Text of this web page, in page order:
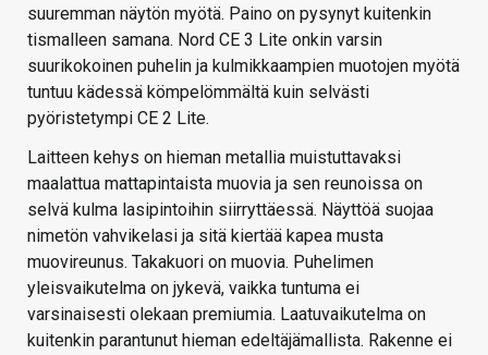
suuremman näytön myötä. Paino on pysynyt kuitenkin
tismalleen samana. Nord CE 3 Lite onkin varsin
suurikokoinen puhelin ja kulmikkaampien muotojen myötä
tuntuu kädessä kömpelömmältä kuin selvästi
pyöristetympi CE 2 Lite.
Laitteen kehys on hieman metallia muistuttavaksi
maalattua mattapintaista muovia ja sen reunoissa on
selvä kulma lasipintoihin siirryttäessä. Näyttöä suojaa
nimetön vahvikelasi ja sitä kiertää kapea musta
muovireunus. Takakuori on muovia. Puhelimen
yleisvaikutelma on jykevä, vaikka tuntuma ei
varsinaisesti olekaan premiumia. Laatuvaikutelma on
kuitenkin parantunut hieman edeltäjämallista. Rakenne ei